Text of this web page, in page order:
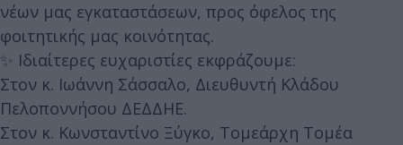
νέων μας εγκαταστάσεων, προς όφελος της
φοιτητικής μας κοινότητας.
✨ Ιδιαίτερες ευχαριστίες εκφράζουμε:
Στον κ. Ιωάννη Σάσσαλο, Διευθυντή Κλάδου
Πελοποννήσου ΔΕΔΔΗΕ.
Στον κ. Κωνσταντίνο Ξύγκο, Τομεάρχη Τομέα